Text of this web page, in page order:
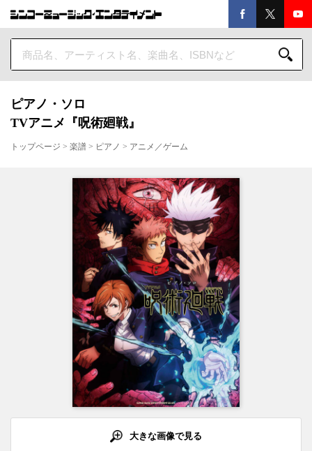
ピアノ・ソロ
TVアニメ『呪術廻戦』
トップページ > 楽譜 > ピアノ > アニメ／ゲーム
大きな画像で見る